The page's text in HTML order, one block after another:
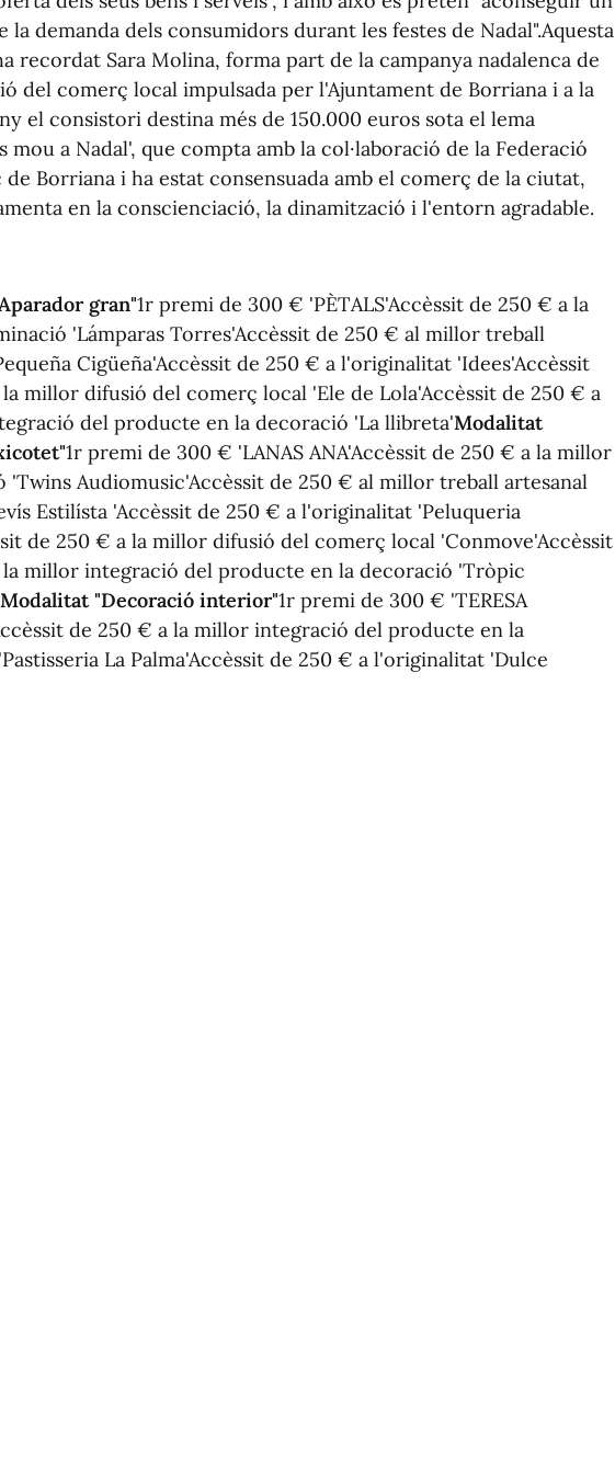
la demanda dels consumidors durant les festes de Nadal".Aquesta
recordat Sara Molina, forma part de la campanya nadalenca de
del comerç local impulsada per l'Ajuntament de Borriana i a la
el consistori destina més de 150.000 euros sota el lema
mou a Nadal', que compta amb la col·laboració de la Federació
Borriana i ha estat consensuada amb el comerç de la ciutat,
en la conscienciació, la dinamització i l'entorn agradable.
gran"1r premi de 300 € 'PÈTALS'Accèssit de 250 € a la
'Lámparas Torres'Accèssit de 250 € al millor treball
Cigüeña'Accèssit de 250 € a l'originalitat 'Idees'Accèssit
millor difusió del comerç local 'Ele de Lola'Accèssit de 250 € a
del producte en la decoració 'La llibreta'Modalitat
1r premi de 300 € 'LANAS ANA'Accèssit de 250 € a la millor
'Twins Audiomusic'Accèssit de 250 € al millor treball artesanal
Estilísta 'Accèssit de 250 € a l'originalitat 'Peluqueria
de 250 € a la millor difusió del comerç local 'Conmove'Accèssit
millor integració del producte en la decoració 'Tròpic
Modalitat "Decoració interior"1r premi de 300 € 'TERESA
de 250 € a la millor integració del producte en la
La Palma'Accèssit de 250 € a l'originalitat 'Dulce